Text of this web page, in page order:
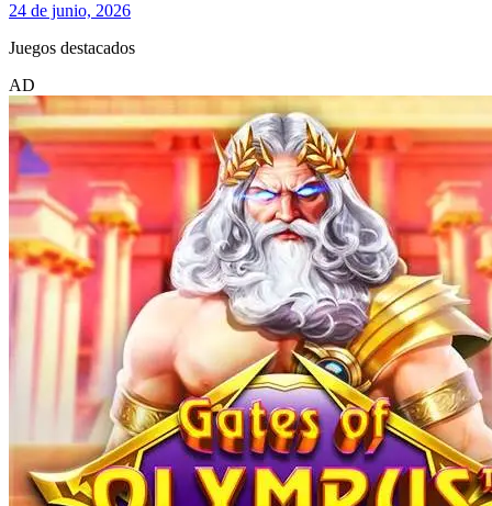
24 de junio, 2026
Juegos destacados
AD